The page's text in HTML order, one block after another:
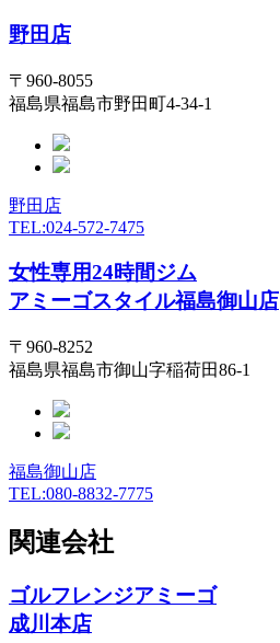
野田店
〒960-8055
福島県福島市野田町4-34-1
野田店
TEL:024-572-7475
女性専用24時間ジム
アミーゴスタイル福島御山店
〒960-8252
福島県福島市御山字稲荷田86-1
福島御山店
TEL:080-8832-7775
関連会社
ゴルフレンジアミーゴ
成川本店